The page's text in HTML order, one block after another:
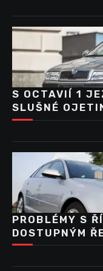
S OCTAVIÍ 1
SLUŠNÉ
PROBLÉMY S
DOSTUPNÝM